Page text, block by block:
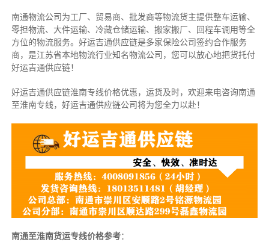
南通物流公司为工厂、贸易商、批发商等物流货主提供整车运输、
零担物流、大件运输、冷藏仓储运输、搬家搬厂、回程车调用等全
方位的物流服务。好运吉通供应链是多家保险公司签约合作服务
商，是江苏省本地物流行业知名物流公司，您可以放心地把货托付
好运吉通供应链！
好运吉通供应链淮南专线价格优惠，运货及时，欢迎来电咨询南通
至淮南专线，好运吉通供应链公司将为您全力以赴！
南通至淮南货运专线价格参考：